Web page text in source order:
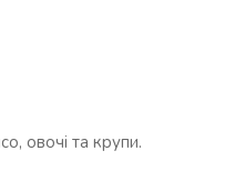
овочі та крупи.